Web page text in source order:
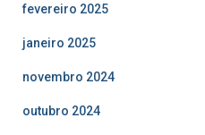
fevereiro 2025
janeiro 2025
novembro 2024
outubro 2024